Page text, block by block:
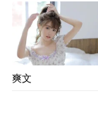
爽文